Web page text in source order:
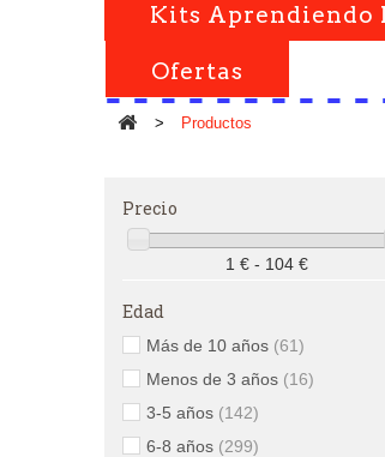
Kits Aprendiendo
Ofertas
> Productos
Precio
1 € - 104 €
Edad
Más de 10 años (61)
Menos de 3 años (16)
3-5 años (142)
6-8 años (299)